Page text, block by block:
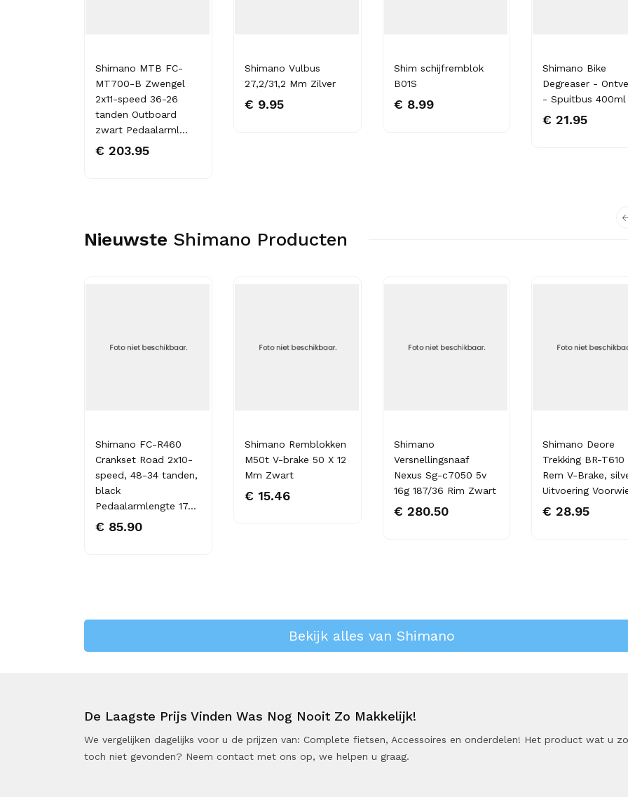
Shimano MTB FC-
MT700-B Zwengel
2x11-speed 36-26
tanden Outboard
zwart Pedaalarml...
€ 203.95
Shimano Vulbus
27,2/31,2 Mm Zilver
€ 9.95
Shim schijfremblok
B01S
€ 8.99
Shimano Bike
Degreaser -
- Spuitbus 400ml
€ 21.95
Nieuwste Shimano Producten
Shimano FC-R460
Crankset Road 2x10-
speed, 48-34 tanden,
black
Pedaalarmlengte 17...
€ 85.90
Shimano Remblokken
M50t V-brake 50 X 12
Mm Zwart
€ 15.46
Shimano
Versnellingsnaaf
Nexus Sg-c7050 5v
16g 187/36 Rim Zwart
€ 280.50
Shimano Deore
Trekking BR-T610
Rem V-Brake,
Uitvoering
€ 28.95
Bekijk alles van Shimano
De Laagste Prijs Vinden Was Nog Nooit Zo Makkelijk!
We vergelijken dagelijks voor u de prijzen van: Complete fietsen, Accessoires en onderdelen! Het product wat u
toch niet gevonden? Neem contact met ons op, we helpen u graag.